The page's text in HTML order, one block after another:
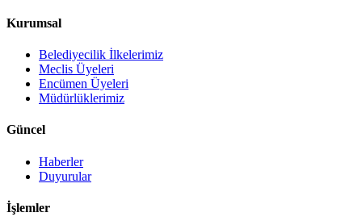
Kurumsal
Belediyecilik İlkelerimiz
Meclis Üyeleri
Encümen Üyeleri
Müdürlüklerimiz
Güncel
Haberler
Duyurular
İşlemler